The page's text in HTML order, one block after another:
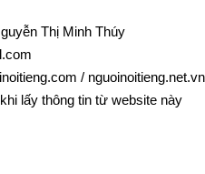
Thị Minh Thúy
/ nguoinoitieng.net.vn
khi lấy thông tin từ website này